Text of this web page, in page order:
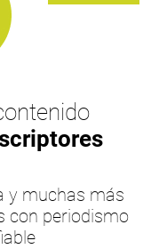
y muchas más
con periodismo